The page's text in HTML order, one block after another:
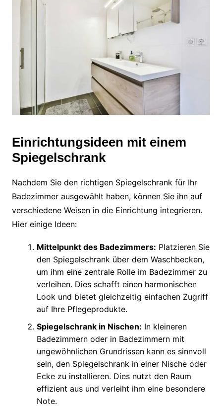
Einrichtungsideen mit einem
Spiegelschrank
Nachdem Sie den richtigen Spiegelschrank für Ihr
Badezimmer ausgewählt haben, können Sie ihn auf
verschiedene Weisen in die Einrichtung integrieren.
Hier einige Ideen:
Mittelpunkt des Badezimmers: Platzieren Sie
den Spiegelschrank über dem Waschbecken,
um ihm eine zentrale Rolle im Badezimmer zu
verleihen. Dies schafft einen harmonischen
Look und bietet gleichzeitig einfachen Zugriff
auf Ihre Pflegeprodukte.
Spiegelschrank in Nischen: In kleineren
Badezimmern oder in Badezimmern mit
ungewöhnlichen Grundrissen kann es sinnvoll
sein, den Spiegelschrank in einer Nische oder
Ecke zu installieren. Dies nutzt den Raum
effizient aus und verleiht ihm eine besondere
Note.